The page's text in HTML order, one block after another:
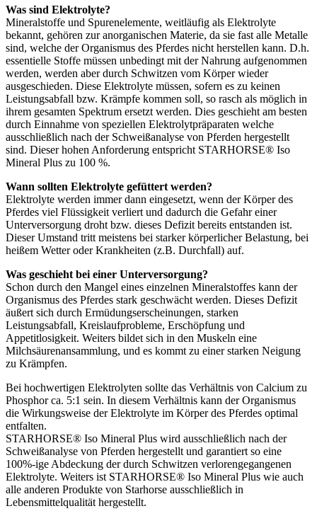
Was sind Elektrolyte?
Mineralstoffe und Spurenelemente, weitläufig als Elektrolyte
bekannt, gehören zur anorganischen Materie, da sie fast alle Metalle
sind, welche der Organismus des Pferdes nicht herstellen kann. D.h.
essentielle Stoffe müssen unbedingt mit der Nahrung aufgenommen
werden, werden aber durch Schwitzen vom Körper wieder
ausgeschieden. Diese Elektrolyte müssen, sofern es zu keinen
Leistungsabfall bzw. Krämpfe kommen soll, so rasch als möglich in
ihrem gesamten Spektrum ersetzt werden. Dies geschieht am besten
durch Einnahme von speziellen Elektrolytpräparaten welche
ausschließlich nach der Schweißanalyse von Pferden hergestellt
sind. Dieser hohen Anforderung entspricht STARHORSE® Iso
Mineral Plus zu 100 %.
Wann sollten Elektrolyte gefüttert werden?
Elektrolyte werden immer dann eingesetzt, wenn der Körper des
Pferdes viel Flüssigkeit verliert und dadurch die Gefahr einer
Unterversorgung droht bzw. dieses Defizit bereits entstanden ist.
Dieser Umstand tritt meistens bei starker körperlicher Belastung, bei
heißem Wetter oder Krankheiten (z.B. Durchfall) auf.
Was geschieht bei einer Unterversorgung?
Schon durch den Mangel eines einzelnen Mineralstoffes kann der
Organismus des Pferdes stark geschwächt werden. Dieses Defizit
äußert sich durch Ermüdungserscheinungen, starken
Leistungsabfall, Kreislaufprobleme, Erschöpfung und
Appetitlosigkeit. Weiters bildet sich in den Muskeln eine
Milchsäurenansammlung, und es kommt zu einer starken Neigung
zu Krämpfen.
Bei hochwertigen Elektrolyten sollte das Verhältnis von Calcium zu
Phosphor ca. 5:1 sein. In diesem Verhältnis kann der Organismus
die Wirkungsweise der Elektrolyte im Körper des Pferdes optimal
entfalten.
STARHORSE® Iso Mineral Plus wird ausschließlich nach der
Schweißanalyse von Pferden hergestellt und garantiert so eine
100%-ige Abdeckung der durch Schwitzen verlorengegangenen
Elektrolyte. Weiters ist STARHORSE® Iso Mineral Plus wie auch
alle anderen Produkte von Starhorse ausschließlich in
Lebensmittelqualität hergestellt.